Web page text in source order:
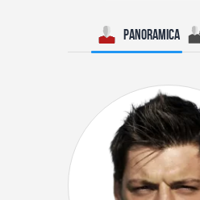
I consigli di Giulia
Panoramica